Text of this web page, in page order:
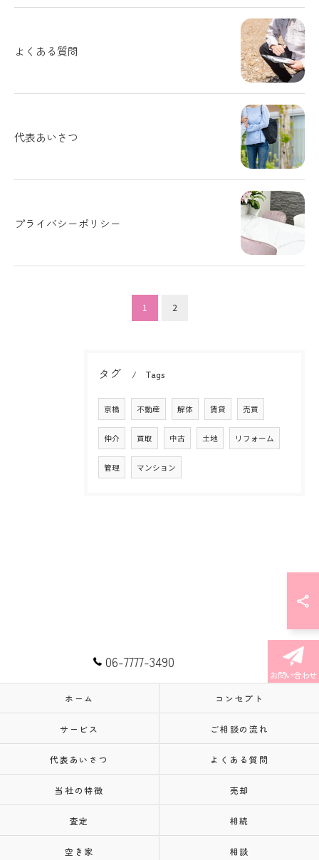
よくある質問
代表あいさつ
プライバシーポリシー
1 2
タグ Tags
京橋 不動産 解体 賃貸 売買
仲介 買取 中古 土地 リフォーム
管理 マンション
06-7777-3490
お問い合わせ
ホーム コンセプト
サービス ご相談の流れ
代表あいさつ よくある質問
当社の特徴 売却
査定 相続
空き家 相談